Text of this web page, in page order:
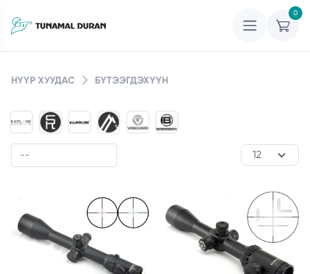
0
НҮҮР ХУУДАС БҮТЭЭГДЭХҮҮН